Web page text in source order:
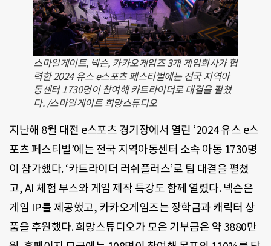
스마일게이트, 넥슨, 카카오게임즈 3개 게임회사가 협
력한 2024 유스 e스포츠 페스티벌에는 전국 지역아
동센터 1730명이 참여해 카트라이더로 대결을 펼쳤
다. /스마일게이트 희망스튜디오
지난해 8월 대전 e스포츠 경기장에서 열린 ‘2024 유스 e스
포츠 페스티벌’에는 전국 지역아동센터 소속 아동 1730명
이 참가했다. ‘카트라이더 러쉬플러스’로 팀 대결을 펼쳤
고, AI 체험 부스와 게임 제작 특강도 함께 열렸다. 넥슨은
게임 IP를 제공했고, 카카오게임즈는 장학금과 캐릭터 상
품을 후원했다. 희망스튜디오가 모은 기부금은 약 3880만